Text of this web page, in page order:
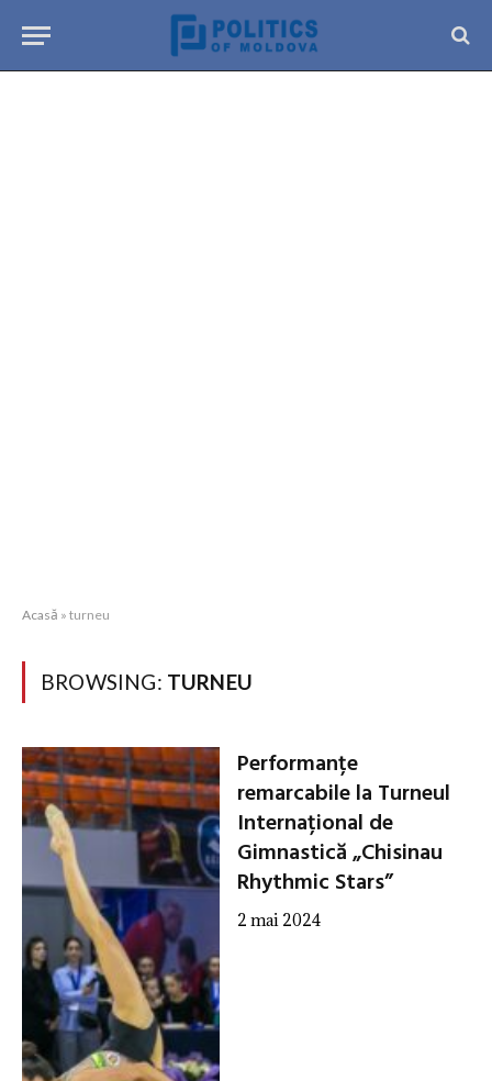
Acasă » turneu
BROWSING: TURNEU
Performanțe
remarcabile la Turneul
Internațional de
Gimnastică „Chisinau
Rhythmic Stars”
2 mai 2024